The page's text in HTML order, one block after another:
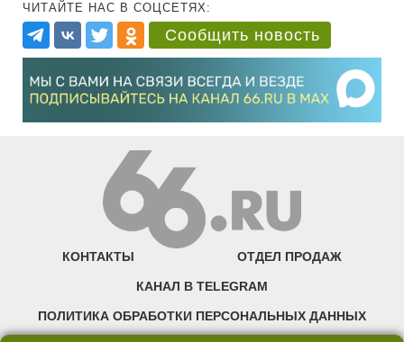
ЧИТАЙТЕ НАС В СОЦСЕТЯХ:
Сообщить новость
КОНТАКТЫ ОТДЕЛ ПРОДАЖ
КАНАЛ В TELEGRAM
ПОЛИТИКА ОБРАБОТКИ ПЕРСОНАЛЬНЫХ ДАННЫХ